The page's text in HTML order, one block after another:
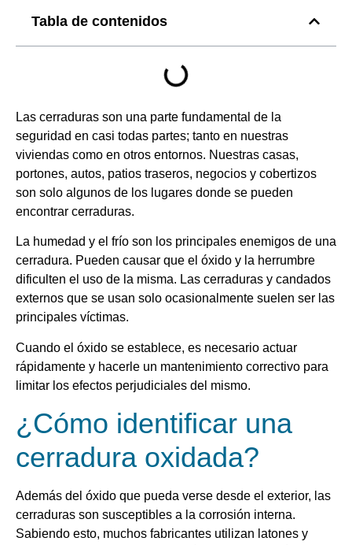
Tabla de contenidos
Las cerraduras son una parte fundamental de la
seguridad en casi todas partes; tanto en nuestras
viviendas como en otros entornos. Nuestras casas,
portones, autos, patios traseros, negocios y cobertizos
son solo algunos de los lugares donde se pueden
encontrar cerraduras.
La humedad y el frío son los principales enemigos de una
cerradura. Pueden causar que el óxido y la herrumbre
dificulten el uso de la misma. Las cerraduras y candados
externos que se usan solo ocasionalmente suelen ser las
principales víctimas.
Cuando el óxido se establece, es necesario actuar
rápidamente y hacerle un mantenimiento correctivo para
limitar los efectos perjudiciales del mismo.
¿Cómo identificar una
cerradura oxidada?
Además del óxido que pueda verse desde el exterior, las
cerraduras son susceptibles a la corrosión interna.
Sabiendo esto, muchos fabricantes utilizan latones y